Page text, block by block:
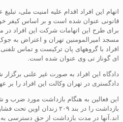
اتهام این افراد اقدام علیه امنیت ملی،
قانونی عنوان شده است و بر اساس کیفر
برای طرح این اتهامات شرکت این افراد
مسجد امیرالمومنین تهران و اعتراض به جوک
افراد با گروههای پان ترکیست و تماس تلفنی
ای گوناز تی وی عنوان شده است.
دادگاه این افراد به صورت غیر علنی
دادگستری در تهران وکالت این افراد را بر
این فعالین به هنگام بازداشت مورد ضرب و
بازداشت را در بند ۲۰۹
اند.آنها در مدت بازداشت از حق دسترسی به